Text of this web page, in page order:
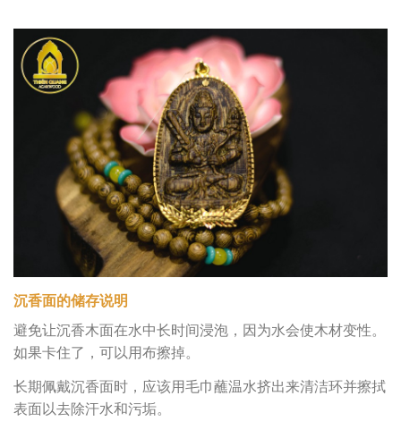
沉香面的储存说明
避免让沉香木面在水中长时间浸泡，因为水会使木材变性。
如果卡住了，可以用布擦掉。
长期佩戴沉香面时，应该用毛巾蘸温水挤出来清洁环并擦拭
表面以去除汗水和污垢。